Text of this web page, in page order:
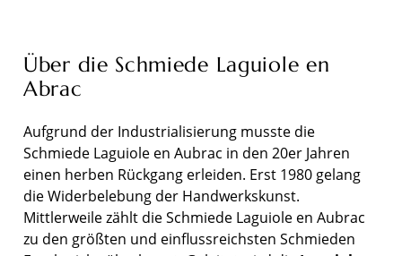
Über die Schmiede Laguiole en
Abrac
Aufgrund der Industrialisierung musste die
Schmiede Laguiole en Aubrac in den 20er Jahren
einen herben Rückgang erleiden. Erst 1980 gelang
die Widerbelebung der Handwerkskunst.
Mittlerweile zählt die Schmiede Laguiole en Aubrac
zu den größten und einflussreichsten Schmieden